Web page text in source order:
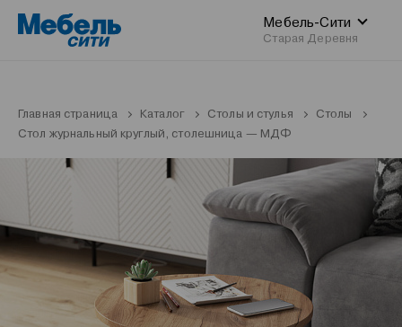
Мебель-Сити
Старая Деревня
Главная страница Каталог Столы и стулья
Столы
Стол журнальный круглый, столешница — МДФ